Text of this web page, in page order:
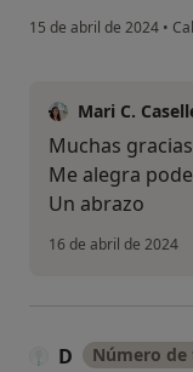
15 de abril de 2024 •
Mari C.
Muchas
Me alegra
Un abrazo
16 de abril de 2024
D Número